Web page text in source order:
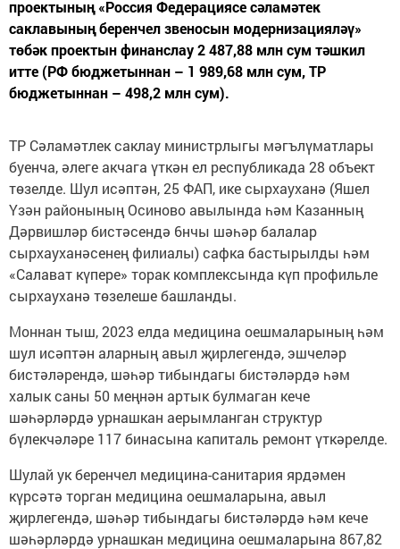
проектының «Россия Федерациясе сәламәтек
саклавының беренчел звеносын модернизацияләү»
төбәк проектын финанслау 2 487,88 млн сум тәшкил
итте (РФ бюджетыннан – 1 989,68 млн сум, ТР
бюджетыннан – 498,2 млн сум).
ТР Сәламәтлек саклау министрлыгы мәгълүматлары
буенча, әлеге акчага үткән ел республикада 28 объект
төзелде. Шул исәптән, 25 ФАП, ике сырхауханә (Яшел
Үзән районының Осиново авылында һәм Казанның
Дәрвишләр бистәсендә 6нчы шәһәр балалар
сырхауханәсенең филиалы) сафка бастырылды һәм
«Салават күпере» торак комплексында күп профильле
сырхауханә төзелеше башланды.
Моннан тыш, 2023 елда медицина оешмаларының һәм
шул исәптән аларның авыл җирлегендә, эшчеләр
бистәләрендә, шәһәр тибындагы бистәләрдә һәм
халык саны 50 меңнән артык булмаган кече
шәһәрләрдә урнашкан аерымланган структур
бүлекчәләре 117 бинасына капиталь ремонт үткәрелде.
Шулай ук беренчел медицина-санитария ярдәмен
күрсәтә торган медицина оешмаларына, авыл
җирлегендә, шәһәр тибындагы бистәләрдә һәм кече
шәһәрләрдә урнашкан медицина оешмаларына 867,82